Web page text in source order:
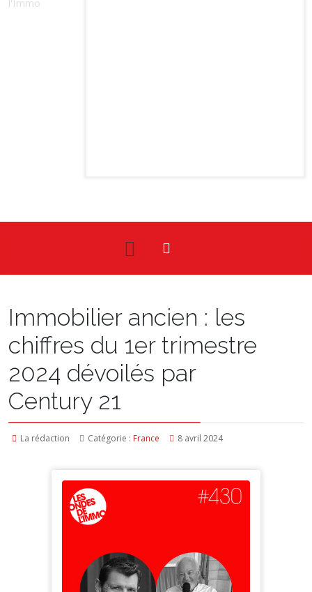
Immobilier ancien : les
chiffres du 1er trimestre
2024 dévoilés par
Century 21
La rédaction Catégorie : France 8 avril 2024